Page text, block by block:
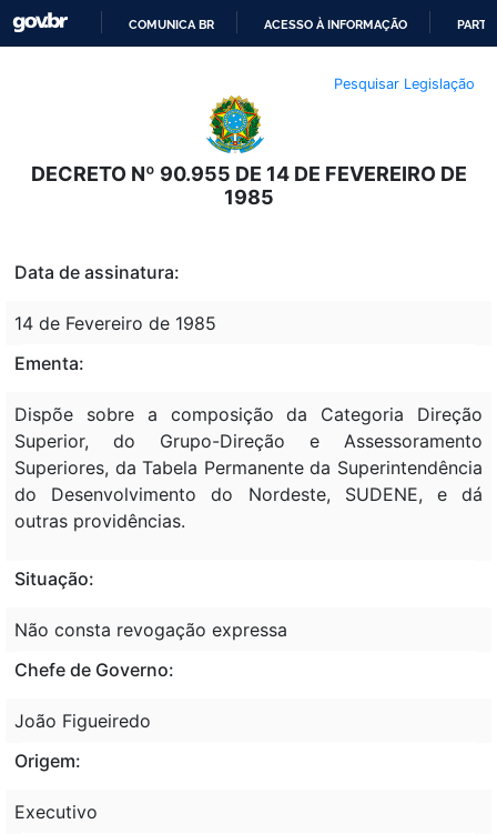
O
CONTEÚDO
COMUNICA BR ACESSO À INFORMAÇÃO
Pesquisar Legislação
DECRETO Nº 90.955 DE 14 DE FEVEREIRO DE
1985
Data de assinatura:
14 de Fevereiro de 1985
Ementa:
Dispõe sobre a composição da Categoria Direção
Superior, do Grupo-Direção e Assessoramento
Superiores, da Tabela Permanente da Superintendência
do Desenvolvimento do Nordeste, SUDENE, e dá
outras providências.
Situação:
Não consta revogação expressa
Chefe de Governo:
João Figueiredo
Origem:
Executivo